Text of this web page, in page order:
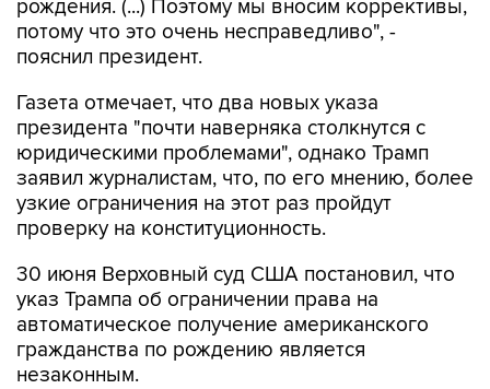
рождения. (...) Поэтому мы вносим коррективы,
потому что это очень несправедливо", -
пояснил президент.
Газета отмечает, что два новых указа
президента "почти наверняка столкнутся с
юридическими проблемами", однако Трамп
заявил журналистам, что, по его мнению, более
узкие ограничения на этот раз пройдут
проверку на конституционность.
30 июня Верховный суд США постановил, что
указ Трампа об ограничении права на
автоматическое получение американского
гражданства по рождению является
незаконным.